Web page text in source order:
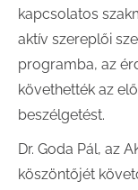
kapcsolatos
aktív szereplői
programba, az
követhették az
beszélgetést.
Dr. Goda Pál, az
köszöntőjét